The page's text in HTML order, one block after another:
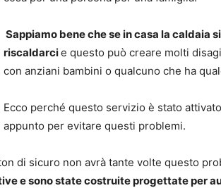
Sappiamo bene che se in casa la caldaia
riscaldarcie questo può creare molti
con anziani bambini o qualcuno che ha
Ecco perché questo servizio è stato
appunto per evitare questi problemi.
di sicuro non avrà tante volte questo
e sono state costruite progettate per